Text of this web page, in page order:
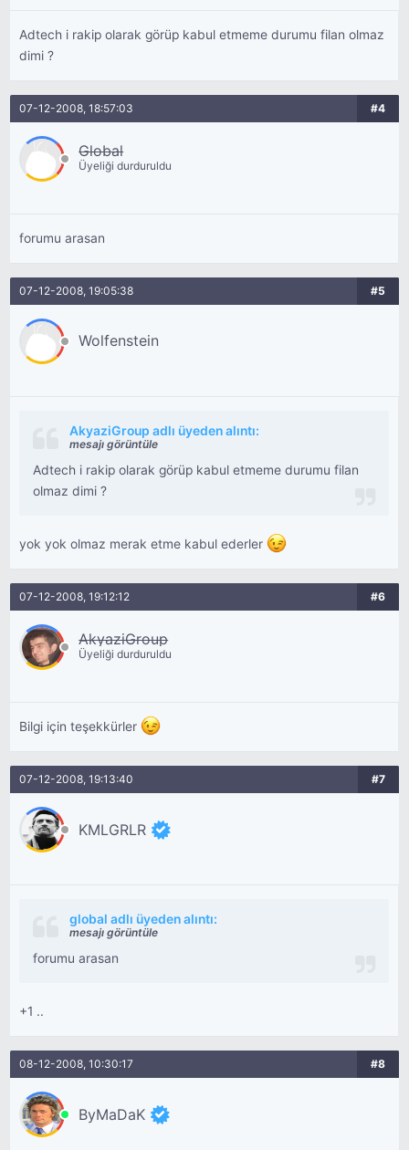
Adtech i rakip olarak görüp kabul etmeme durumu filan olmaz
dimi ?
07-12-2008, 18:57:03 #4
Global
Üyeliği durduruldu
forumu arasan
07-12-2008, 19:05:38 #5
Wolfenstein
AkyaziGroup adlı üyeden alıntı:
mesajı görüntüle
Adtech i rakip olarak görüp kabul etmeme durumu filan
olmaz dimi ?
yok yok olmaz merak etme kabul ederler
07-12-2008, 19:12:12 #6
AkyaziGroup
Üyeliği durduruldu
Bilgi için teşekkürler
07-12-2008, 19:13:40 #7
KMLGRLR
global adlı üyeden alıntı:
mesajı görüntüle
forumu arasan
+1 ..
08-12-2008, 10:30:17 #8
ByMaDaK